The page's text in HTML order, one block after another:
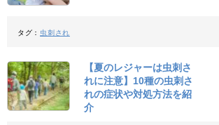
タグ： 虫刺され
【夏のレジャーは虫刺さ
れに注意】10種の虫刺さ
れの症状や対処方法を紹
介